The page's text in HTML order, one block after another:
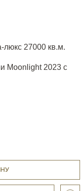
люкс 27000 кв.м.
Moonlight 2023 с